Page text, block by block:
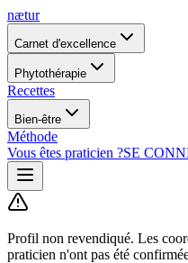
nætur
Carnet d'excellence
Phytothérapie
Recettes
Bien-être
Méthode
Vous êtes praticien ?SE
Profil non revendiqué. Les
praticien n'ont pas été